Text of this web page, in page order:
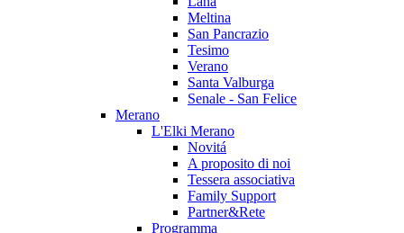
Meltina
San Pancrazio
Tesimo
Verano
Santa Valburga
Senale - San Felice
Merano
L'Elki Merano
Novitá
A proposito di noi
Tessera associativa
Family Support
Partner&Rete
Programma